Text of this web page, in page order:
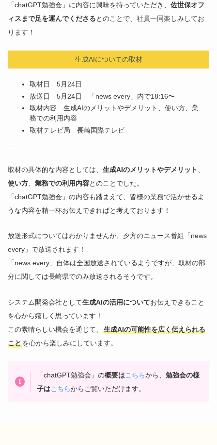
「chatGPT勉強会」に内容に興味を持っていただき、佐世保オフ
ィスまで足を運んでくださるとのことで、社員一同楽しみしてお
ります！
生成AIについての取材
取材日 5月24日
放送日 5月24日 「news every」内で18:16〜
取材内容 生成AIのメリットやデメリット、使い方、業
務での利用内容
取材テレビ局 長崎国際テレビ
取材の具体的な内容としては、生成AIのメリットやデメリット、
使い方、業務での利用内容とのことでした。
「chatGPT勉強会」の内容も踏まえて、皆様の業務で活かせるよ
うな内容を精一杯お伝えできればと考えております！
放送形式についてはわかりませんが、夕方のニュース番組「news
every」で放送されます！
「news every」自体は全国放送されているようですが、取材の部
分に関しては長崎県でのみ放送されるそうです。
システム開発会社として生成AIの活用についてお伝えできること
を心から嬉しく思っています！
この素晴らしい機会を通じて、生成AIの可能性を広く伝えられる
ことを心から楽しみにしています。
「chatGPT勉強会」の概要はこちらから、 勉強会の様
子はこちらからご覧いただけます。